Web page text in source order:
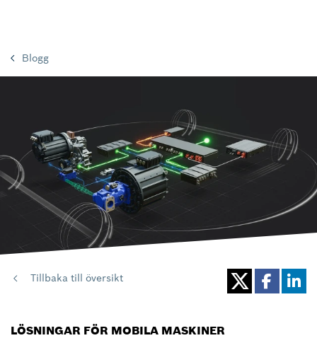
Blogg
Tillbaka till översikt
LÖSNINGAR FÖR MOBILA MASKINER